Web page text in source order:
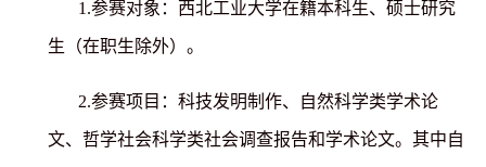
1.参赛对象：西北工业大学在籍本科生、硕士研究
生（在职生除外）。
2.参赛项目：科技发明制作、自然科学类学术论
文、哲学社会科学类社会调查报告和学术论文。其中自